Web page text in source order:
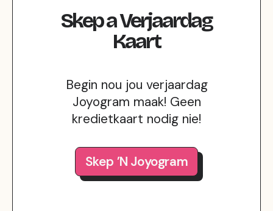
SkepaVerjaardag
Kaart
Begin nou jou verjaardag
Joyogram maak! Geen
kredietkaart nodig nie!
Skep ’n Joyogram